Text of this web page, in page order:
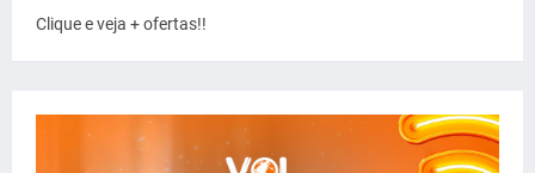
Clique e veja + ofertas!!